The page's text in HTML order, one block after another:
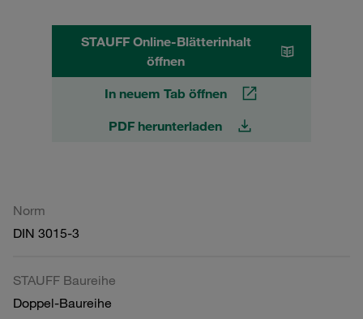
STAUFF Online-Blätterinhalt
öffnen
In neuem Tab öffnen
PDF herunterladen
Norm
DIN 3015-3
STAUFF Baureihe
Doppel-Baureihe